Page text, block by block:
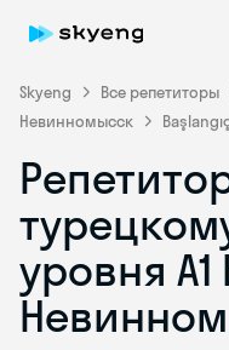
Skyeng Все репетиторы
Невинномысск
уровня A1
Skyeng Chat